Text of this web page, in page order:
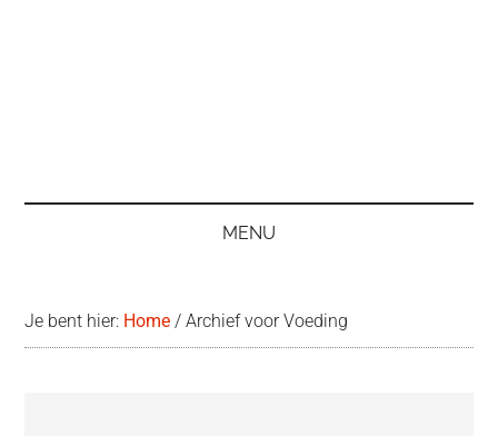
MENU
Je bent hier: Home / Archief voor Voeding